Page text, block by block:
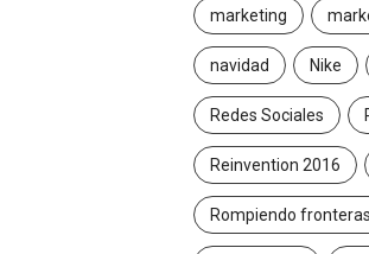
marketing
navidad Nike
Redes Sociales
Reinvention 2016
Rompiendo fronteras